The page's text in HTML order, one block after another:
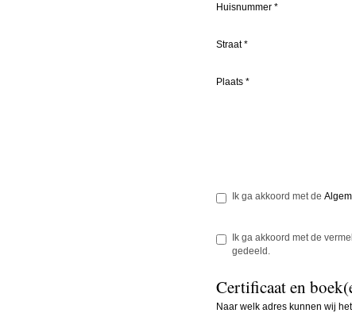
Huisnummer *
Straat*
Plaats *
Ik ga akkoord met de
Ik ga akkoord met de
gedeeld.
Certificaat en
Naar welk adres kunnen wij het